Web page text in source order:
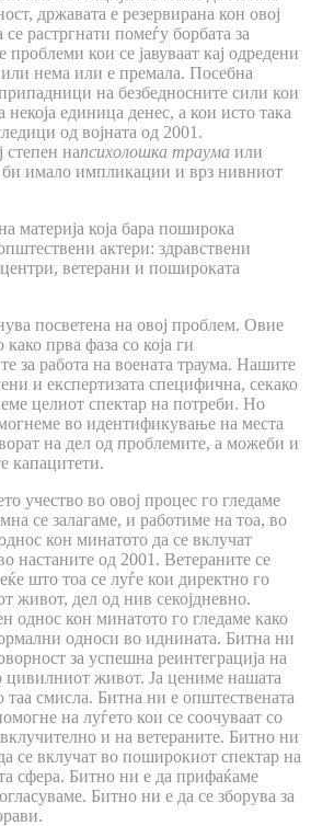
државата е резервирана кон овој
растргнати помеѓу борбата за
кои се јавуваат кај одредени
нема или е премала. Посебна
на безбедносните сили кои
некоја единица денес, а кои исто така
од војната од 2001.
степен напсихолошка траума или
имало импликации и врз нивниот
материја која бара поширока
актери: здравствени
ветерани и пошироката
посветена на овој проблем. Овие
прва фаза со која ги
за работа на воената траума. Нашите
и експертизата специфична, секако
целиот спектар на потреби. Но
во идентификување на места
на дел од проблемите, а можеби и
капацитети.
учество во овој процес го гледаме
се залагаме, и работиме на тоа, во
кон минатото да се вклучат
настаните од 2001. Ветераните се
што тоа се луѓе кои директно го
живот, дел од нив секојдневно.
однос кон минатото го гледаме како
односи во иднината. Битна ни
за успешна реинтеграција на
живот. Ја цениме нашата
таа смисла. Битна ни е општествената
на луѓето кои се соочуваат со
и на ветераните. Битно ни
се вклучат во поширокиот спектар на
сфера. Битно ни е да прифаќаме
Битно ни е да се зборува за